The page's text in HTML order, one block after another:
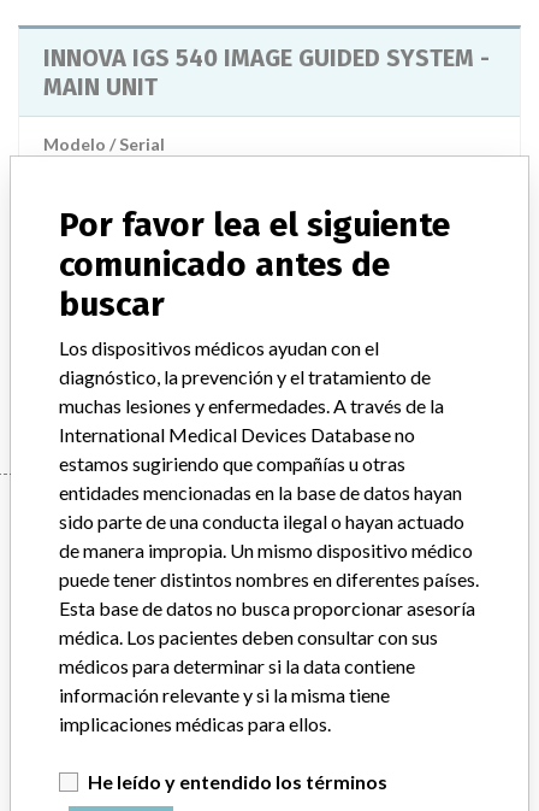
INNOVA IGS 540 IMAGE GUIDED SYSTEM -
MAIN UNIT
Modelo / Serial
Descripción del producto
INNOVA 4100 (former name of INNOVA IGS 540 Image Guided
System)
GENERAL ELECTRIC CANADA (OPERATING AS GE
HEALTHCARE)
Manufacturer
GENERAL ELECTRIC CANADA (OPERATING
AS GE HEALTHCARE)
Dirección del fabricante
Empresa matriz del fabricante (2017)
Por favor lea el siguiente
comunicado antes de
buscar
Los dispositivos médicos ayudan con el
diagnóstico, la prevención y el tratamiento de
muchas lesiones y enfermedades. A través de la
International Medical Devices Database no
estamos sugiriendo que compañías u otras
entidades mencionadas en la base de datos hayan
sido parte de una conducta ilegal o hayan actuado
de manera impropia. Un mismo dispositivo médico
puede tener distintos nombres en diferentes países.
Esta base de datos no busca proporcionar asesoría
médica. Los pacientes deben consultar con sus
médicos para determinar si la data contiene
información relevante y si la misma tiene
implicaciones médicas para ellos.
He leído y entendido los términos